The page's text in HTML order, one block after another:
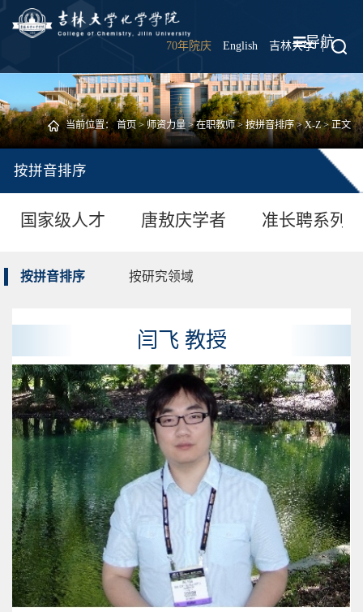
70年院庆 English 吉林大学 |
导航
当前位置：首页>师资力量>在职教师>按拼音排序>X-Z> 正文
按拼音排序
国家级人才 唐敖庆学者 准长聘系列
按拼音排序 按研究领域
闫飞 教授